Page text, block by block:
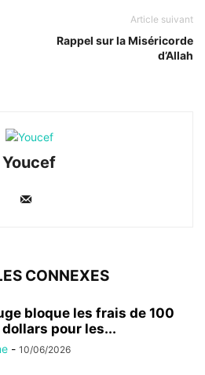
Article suivant
Rappel sur la Miséricorde
d’Allah
Youcef
CONNEXES
bloque les frais de 100
pour les...
- 10/06/2026